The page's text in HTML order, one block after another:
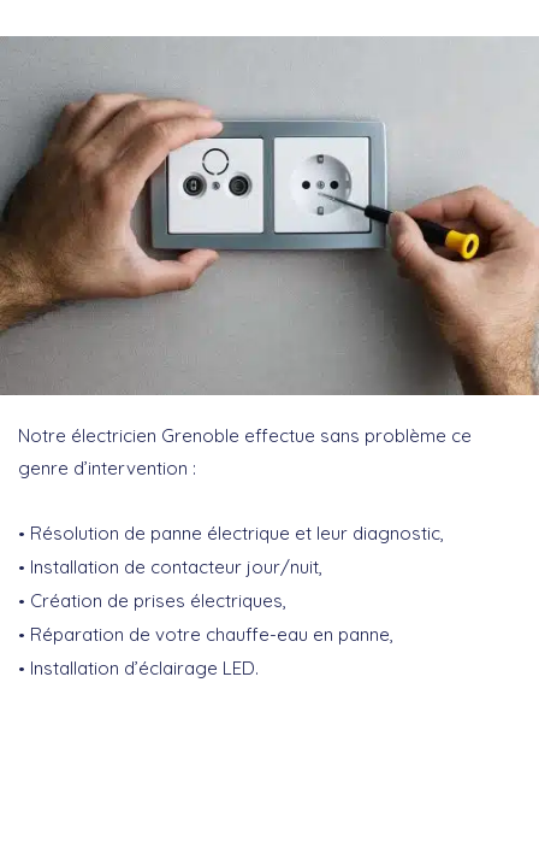
Notre électricien Grenoble effectue sans problème ce
genre d’intervention :
Résolution de panne électrique et leur diagnostic,
Installation de contacteur jour/nuit,
Création de prises électriques,
Réparation de votre chauffe-eau en panne,
Installation d’éclairage LED.